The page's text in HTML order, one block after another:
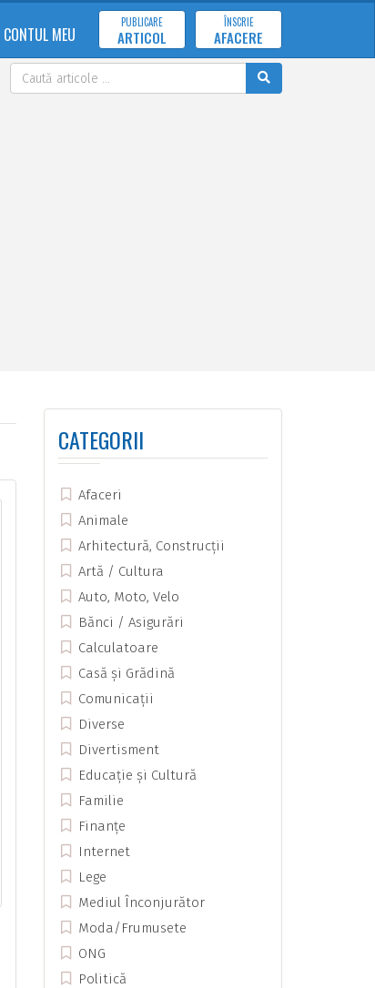
CONTUL MEU
PUBLICARE
ARTICOL
ÎNSCRIE
AFACERE
CATEGORII
Afaceri
Animale
Arhitectură, Construcții
Artă / Cultura
Auto, Moto, Velo
Bănci / Asigurări
Calculatoare
Casă și Grădină
Comunicații
Diverse
Divertisment
Educație și Cultură
Familie
Finanțe
Internet
Lege
Mediul Înconjurător
Moda/Frumusete
ONG
Politică